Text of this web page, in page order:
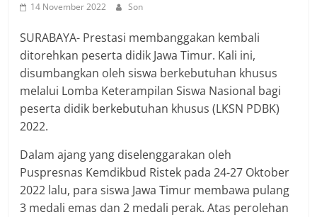
14 November 2022 Son
SURABAYA- Prestasi membanggakan kembali
ditorehkan peserta didik Jawa Timur. Kali ini,
disumbangkan oleh siswa berkebutuhan khusus
melalui Lomba Keterampilan Siswa Nasional bagi
peserta didik berkebutuhan khusus (LKSN PDBK)
2022.
Dalam ajang yang diselenggarakan oleh
Puspresnas Kemdikbud Ristek pada 24-27 Oktober
2022 lalu, para siswa Jawa Timur membawa pulang
3 medali emas dan 2 medali perak. Atas perolehan